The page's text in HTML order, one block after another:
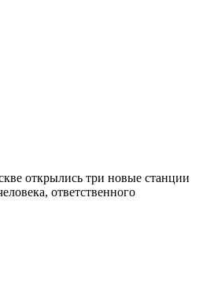
открылись три новые станции
ответственного